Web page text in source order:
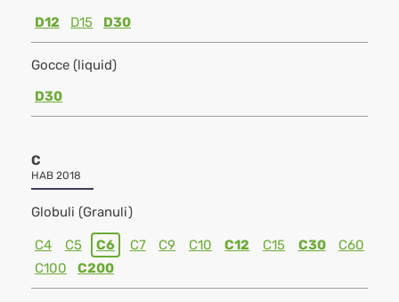
D12
D15 D30
Gocce (liquid)
D30
C
HAB 2018
Globuli (Granuli)
C4 C5 C6 C7 C9 C10 C12 C15 C30
C60
C100
C200